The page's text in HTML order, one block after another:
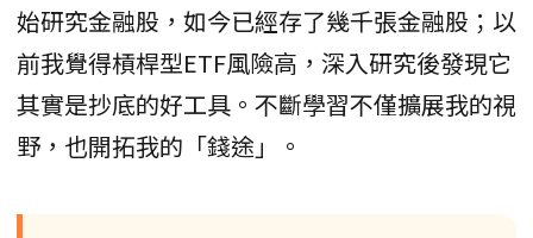
始研究金融股，如今已經存了幾千張金融股；以
前我覺得槓桿型ETF風險高，深入研究後發現它
其實是抄底的好工具。不斷學習不僅擴展我的視
野，也開拓我的「錢途」。